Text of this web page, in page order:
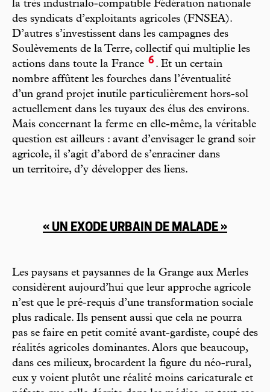
la très industrialo-compatible Fédération nationale
des syndicats d’exploitants agricoles (FNSEA).
D’autres s’investissent dans les campagnes des
Soulèvements de la Terre, collectif qui multiplie les
actions dans toute la France 6 . Et un certain
nombre affûtent les fourches dans l’éventualité
d’un grand projet inutile particulièrement hors-sol
actuellement dans les tuyaux des élus des environs.
Mais concernant la ferme en elle-même, la véritable
question est ailleurs : avant d’envisager le grand soir
agricole, il s’agit d’abord de s’enraciner dans
un territoire, d’y développer des liens.
« UN EXODE URBAIN DE MALADE »
Les paysans et paysannes de la Grange aux Merles
considèrent aujourd’hui que leur approche agricole
n’est que le pré-requis d’une transformation sociale
plus radicale. Ils pensent aussi que cela ne pourra
pas se faire en petit comité avant-gardiste, coupé des
réalités agricoles dominantes. Alors que beaucoup,
dans ces milieux, brocardent la figure du néo-rural,
eux y voient plutôt une réalité moins caricaturale et